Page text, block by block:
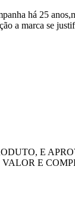
há 25
a marca se
E
E